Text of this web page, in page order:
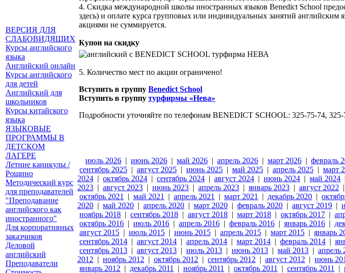
ВЕРСИЯ ДЛЯ
СЛАБОВИДЯЩИХ
Курсы английского
языка
Английский онлайн
Курсы английского
для детей
Английский для
школьников
Курсы китайского
языка
ЯЗЫКОВЫЕ
ПРОГРАММЫ В
ДЕТСКОМ
ЛАГЕРЕ
Летние каникулы /
Рощино
Методический курс
для преподавателей
"Преподавание
английского как
иностранного"
Для корпоративных
заказчиков
Деловой
английский
Преподаватели
4. Скидка международной школы иностранных языков Benedict School
здесь) и оплате курса групповых или индивидуальных занятий английским
акциями не суммируется.
Купон на скидку
5. Количество мест по акции ограничено!
Вступить в группу Benedict School
Вступить в группу турфирмы «Нева»
Подробности уточняйте по телефонам BENEDICT SCHOOL: 325-75-74, 325-
июль 2026 | июнь 2026 | май 2026 | апрель 2026 | март 2026 | февраль
сентябрь 2025 | август 2025 | июнь 2025 | май 2025 | апрель 2025 | март
2024 | октябрь 2024 | сентябрь 2024 | август 2024 | июнь 2024 | май 2024
2023 | август 2023 | июнь 2023 | апрель 2023 | январь 2023 | август 2022 |
октябрь 2021
| май 2021 | апрель 2021 | март 2021 | декабрь 2020 |
2020 | май 2020 | апрель 2020 | март 2020 | февраль 2020 | август 2019 |
ноябрь 2018 | сентябрь 2018 | август 2018 | март 2018 | октябрь 2017 |
октябрь 2016 | июль 2016 | апрель 2016 | февраль 2016 | январь 2016 |
август 2015 | июль 2015 | июнь 2015 | апрель 2015 | март 2015 | январь
сентябрь 2014 | август 2014 | апрель 2014 | март 2014 | февраль 2014 |
сентябрь 2013 | август 2013 | июль 2013 | июнь 2013 | май 2013 | апрель
2012 | ноябрь 2012 | октябрь 2012 | сентябрь 2012 | август 2012 | июнь
январь 2012 | декабрь 2011 | ноябрь 2011 | октябрь 2011 | сентябрь 2011 |